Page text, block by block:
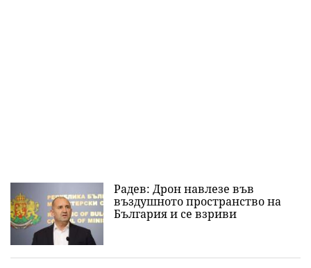
Радев: Дрон навлезе във
въздушното пространство на
България и се взриви